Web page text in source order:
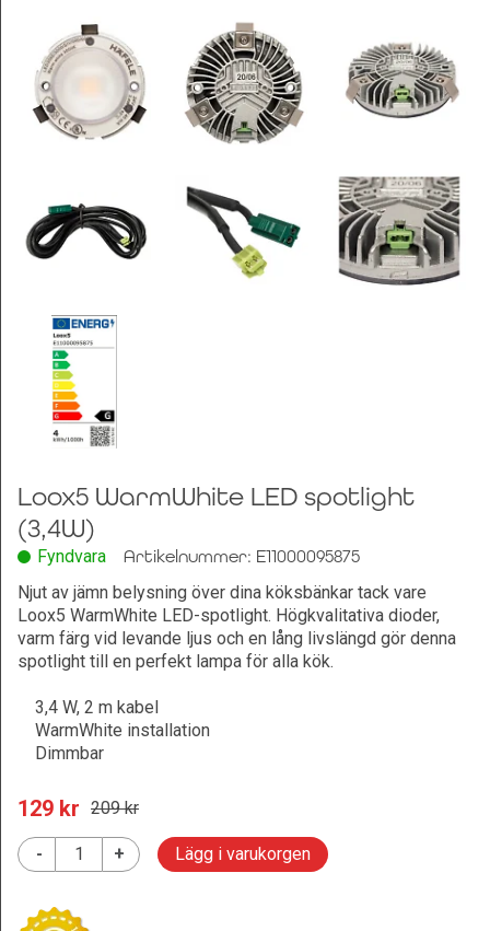
Loox5 WarmWhite LED spotlight
(3,4W)
Fyndvara
Artikelnummer: E11000095875
Njut av jämn belysning över dina köksbänkar tack vare
Loox5 WarmWhite LED-spotlight. Högkvalitativa dioder,
varm färg vid levande ljus och en lång livslängd gör denna
spotlight till en perfekt lampa för alla kök.
3,4 W, 2 m kabel
WarmWhite installation
Dimmbar
129 kr 209 kr
- + Lägg i varukorgen